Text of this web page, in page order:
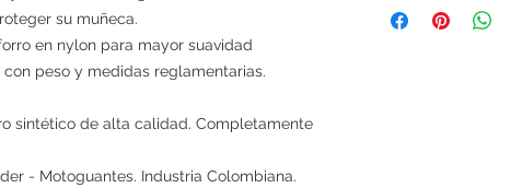
su muñeca.
en nylon para mayor suavidad
peso y medidas reglamentarias.
sintético de alta calidad. Completamente
- Motoguantes. Industria Colombiana.
descuento
sin costo.